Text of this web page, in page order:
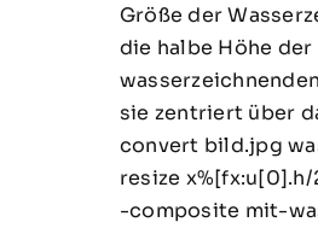
Größe der
die halbe Höhe der
sie zentriert über
convert bild.jpg
resize
-composite mit-